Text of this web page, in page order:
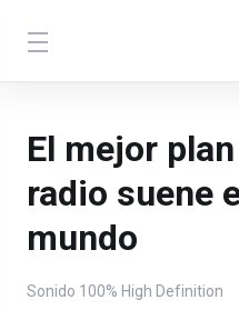
El mejor
radio suene
mundo
Sonido 100% High Definition